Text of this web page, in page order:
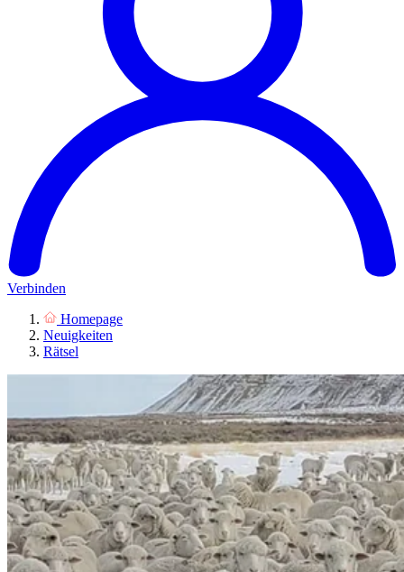
Verbinden
Homepage
Neuigkeiten
Rätsel